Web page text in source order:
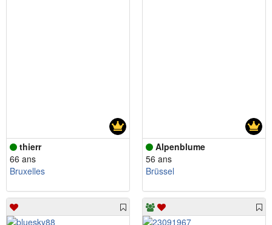
thierr
66 ans
Bruxelles
Alpenblume
56 ans
Brüssel